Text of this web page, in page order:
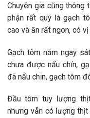
Chuyên gia cũng thông
phận rất quý là gạch
cao và ăn rất ngon, có
Gạch tôm nằm ngay
chưa được nấu chín,
đã nấu chin, gạch tôm
Đầu tôm tuy lượng
nhưng vẫn có lượng